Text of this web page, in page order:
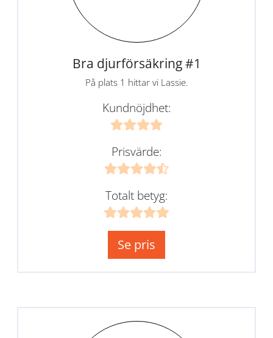
Bra djurförsäkring #1
På plats 1 hittar vi Lassie.
Kundnöjdhet:
Prisvärde:
Totalt betyg:
Se pris